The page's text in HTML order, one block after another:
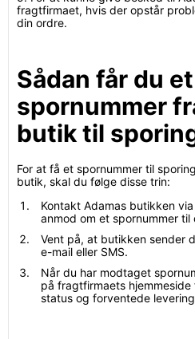
fragtfirmaet, hvis der opstår
din ordre.
Sådan får du et
spornummer
butik til
For at få et spornummer til
butik, skal du følge disse trin:
Kontakt Adamas butikken
anmod om et spornummer til
Vent på, at butikken sender
e-mail eller SMS.
Når du har modtaget
på fragtfirmaets
status og forventede